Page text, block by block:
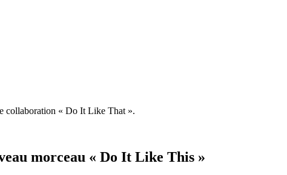
collaboration « Do It Like That ».
morceau « Do It Like This »